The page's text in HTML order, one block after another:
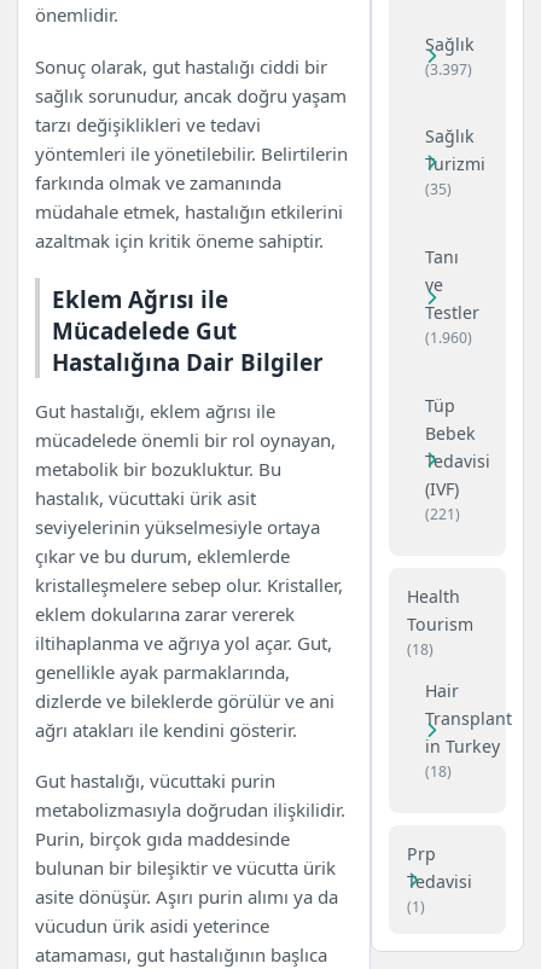
önemlidir.
Sonuç olarak, gut hastalığı ciddi bir
sağlık sorunudur, ancak doğru yaşam
tarzı değişiklikleri ve tedavi
yöntemleri ile yönetilebilir. Belirtilerin
farkında olmak ve zamanında
müdahale etmek, hastalığın etkilerini
azaltmak için kritik öneme sahiptir.
Eklem Ağrısı ile
Mücadelede Gut
Hastalığına Dair Bilgiler
Gut hastalığı, eklem ağrısı ile
mücadelede önemli bir rol oynayan,
metabolik bir bozukluktur. Bu
hastalık, vücuttaki ürik asit
seviyelerinin yükselmesiyle ortaya
çıkar ve bu durum, eklemlerde
kristalleşmelere sebep olur. Kristaller,
eklem dokularına zarar vererek
iltihaplanma ve ağrıya yol açar. Gut,
genellikle ayak parmaklarında,
dizlerde ve bileklerde görülür ve ani
ağrı atakları ile kendini gösterir.
Gut hastalığı, vücuttaki purin
metabolizmasıyla doğrudan ilişkilidir.
Purin, birçok gıda maddesinde
bulunan bir bileşiktir ve vücutta ürik
asite dönüşür. Aşırı purin alımı ya da
vücudun ürik asidi yeterince
atamaması, gut hastalığının başlıca
Sağlık
(3.397)
Sağlık
Turizmi
(35)
Tanı
ve
Testler
(1.960)
Tüp
Bebek
Tedavisi
(IVF)
(221)
Health
Tourism
(18)
Hair
Transplant
in Turkey
(18)
Prp
Tedavisi
(1)